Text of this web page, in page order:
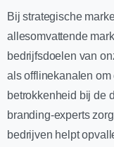
Bij strategische
allesomvattende
bedrijfsdoelen van
als offlinekanalen
betrokkenheid bij de
branding-experts
bedrijven helpt